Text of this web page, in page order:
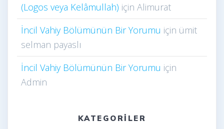
(Logos veya Kelâmullah) için Alimurat
İncil Vahiy Bölümünün Bir Yorumu için ümit
selman payaslı
İncil Vahiy Bölümünün Bir Yorumu için
Admin
KATEGORILER